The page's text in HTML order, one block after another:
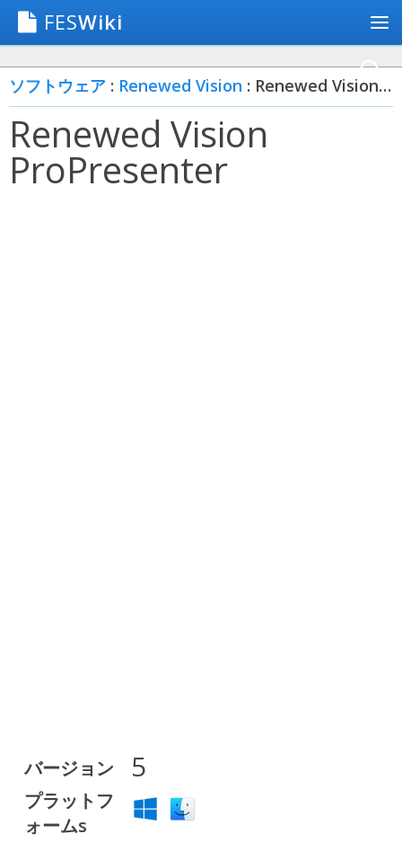
FESWiki
ソフトウェア : Renewed Vision : Renewed Vision ProPresenter
Renewed Vision
ProPresenter
バージョン 5
プラットフ
ォームs